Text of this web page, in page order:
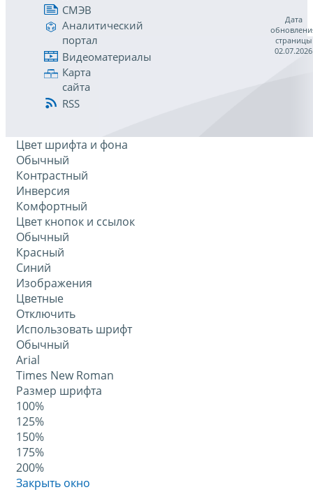
СМЭВ
Аналитический
портал
Видеоматериалы
Карта
сайта
RSS
Дата
страницы
02.07.2026
Цвет шрифта и фона
Обычный
Контрастный
Инверсия
Комфортный
Цвет кнопок и ссылок
Обычный
Красный
Синий
Изображения
Цветные
Отключить
Использовать шрифт
Обычный
Arial
Times New Roman
Размер шрифта
100%
125%
150%
175%
200%
Закрыть окно